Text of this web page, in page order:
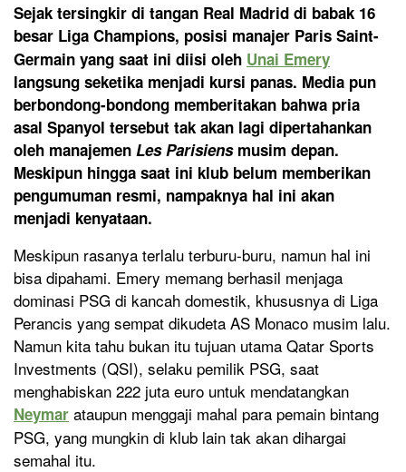
Sejak tersingkir di tangan Real Madrid di babak 16
besar Liga Champions, posisi manajer Paris Saint-
Germain yang saat ini diisi oleh Unai Emery
langsung seketika menjadi kursi panas. Media pun
berbondong-bondong memberitakan bahwa pria
asal Spanyol tersebut tak akan lagi dipertahankan
oleh manajemen Les Parisiensmusim depan.
Meskipun hingga saat ini klub belum memberikan
pengumuman resmi, nampaknya hal ini akan
menjadi kenyataan.
Meskipun rasanya terlalu terburu-buru, namun hal ini
bisa dipahami. Emery memang berhasil menjaga
dominasi PSG di kancah domestik, khususnya di Liga
Perancis yang sempat dikudeta AS Monaco musim lalu.
Namun kita tahu bukan itu tujuan utama Qatar Sports
Investments (QSI), selaku pemilik PSG, saat
menghabiskan 222 juta euro untuk mendatangkan
Neymar ataupun menggaji mahal para pemain bintang
PSG, yang mungkin di klub lain tak akan dihargai
semahal itu.